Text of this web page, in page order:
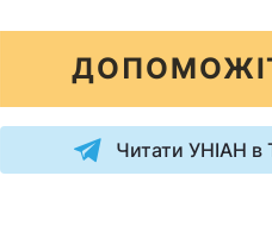
Читати УНІАН в